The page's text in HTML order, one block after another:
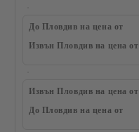
До Пловдив на цена от
Извън Пловдив на цена от
Извън Пловдив на цена от
До Пловдив на цена от